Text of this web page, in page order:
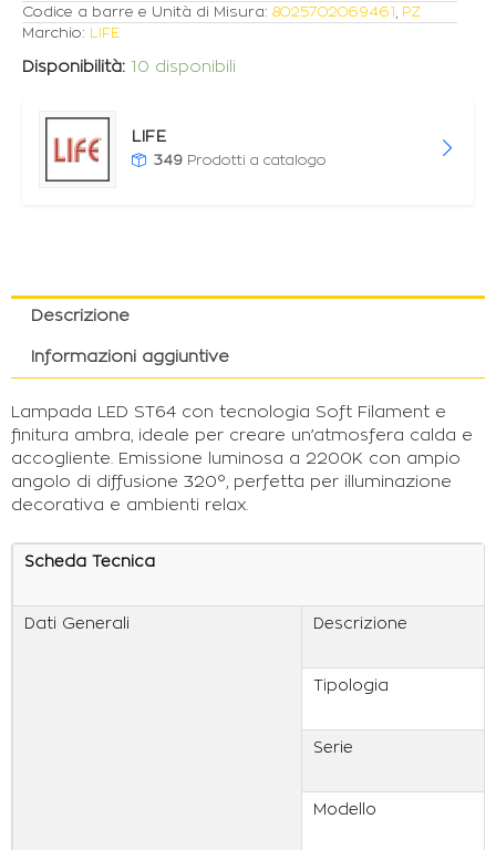
Codice a barre e Unità di Misura: 8025702069461 PZ
Marchio: LIFE
Disponibilità: 10 disponibili
LIFE
349 Prodotti a catalogo
Descrizione
Informazioni aggiuntive
Lampada LED ST64 con tecnologia Soft Filament e
finitura ambra, ideale per creare un’atmosfera calda e
accogliente. Emissione luminosa a 2200K con ampio
angolo di diffusione 320°, perfetta per illuminazione
decorativa e ambienti relax.
Scheda Tecnica
Dati Generali Descrizione
Tipologia
Serie
Modello